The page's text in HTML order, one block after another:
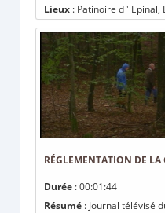
Lieux : Patinoire d ' Epinal,
RÉGLEMENTATION DE
Durée : 00:01:44
Résumé : Journal télévisé